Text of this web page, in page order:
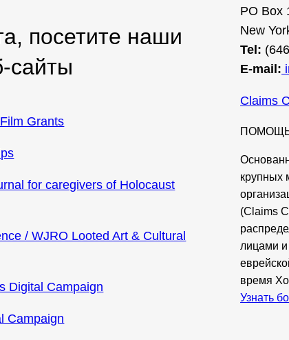
посетите наши
сайты
Grants
for caregivers of Holocaust
/ WJRO Looted Art & Cultural
Digital Campaign
Campaign
PO Box
New
Tel:
E-mail:
Claims
крупных
(Claims
лицами и
время
Узнать